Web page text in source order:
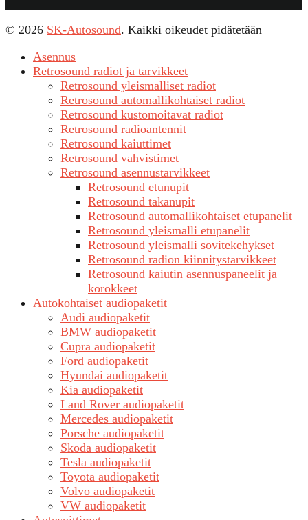
© 2026 SK-Autosound. Kaikki oikeudet pidätetään
Asennus
Retrosound radiot ja tarvikkeet
Retrosound yleismalliset radiot
Retrosound automallikohtaiset radiot
Retrosound kustomoitavat radiot
Retrosound radioantennit
Retrosound kaiuttimet
Retrosound vahvistimet
Retrosound asennustarvikkeet
Retrosound etunupit
Retrosound takanupit
Retrosound automallikohtaiset etupanelit
Retrosound yleismalli etupanelit
Retrosound yleismalli sovitekehykset
Retrosound radion kiinnitystarvikkeet
Retrosound kaiutin asennuspaneelit ja
korokkeet
Autokohtaiset audiopaketit
Audi audiopaketit
BMW audiopaketit
Cupra audiopaketit
Ford audiopaketit
Hyundai audiopaketit
Kia audiopaketit
Land Rover audiopaketit
Mercedes audiopaketit
Porsche audiopaketit
Skoda audiopaketit
Tesla audiopaketit
Toyota audiopaketit
Volvo audiopaketit
VW audiopaketit